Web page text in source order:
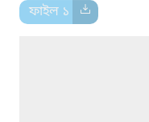
ফাইল ১